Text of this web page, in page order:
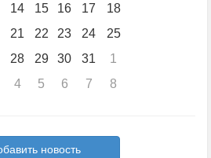
14 15 16 17
18
21 22 23 24
25
28 29 30 31
1
4 5 6 7 8
новость